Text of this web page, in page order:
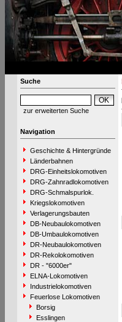
Suche
zur erweiterten Suche
Navigation
Geschichte & Hintergründe
Länderbahnen
DRG-Einheitslokomotiven
DRG-Zahnradlokomotiven
DRG-Schmalspurlok.
Kriegslokomotiven
Verlagerungsbauten
DB-Neubaulokomotiven
DB-Umbaulokomotiven
DR-Neubaulokomotiven
DR-Rekolokomotiven
DR - "6000er"
ELNA-Lokomotiven
Industrielokomotiven
Feuerlose Lokomotiven
Borsig
Esslingen